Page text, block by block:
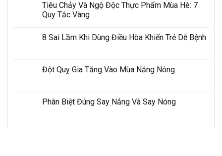
Tiêu Chảy Và Ngộ Độc Thực Phẩm Mùa Hè: 7
Quy Tắc Vàng
8 Sai Lầm Khi Dùng Điều Hòa Khiến Trẻ Dễ Bệnh
Đột Quỵ Gia Tăng Vào Mùa Nắng Nóng
Phân Biệt Đúng Say Nắng Và Say Nóng